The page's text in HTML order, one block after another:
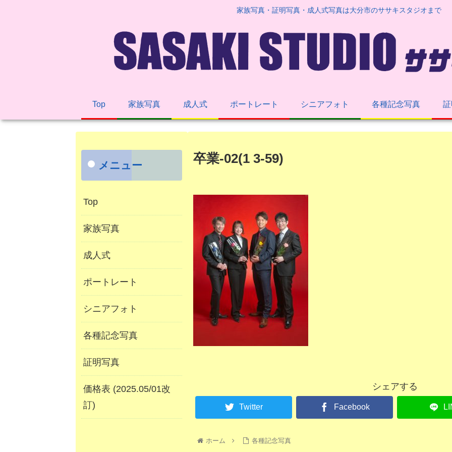
家族写真・証明写真・成人式写真は大分市のササキスタジオまで
Top 家族写真 成人式 ポートレート シニアフォト 各種記念写真
卒業-02(1 3-59)
シェアする
Twitter Facebook
ホーム 各種記念写真
メニュー
Top
家族写真
成人式
ポートレート
シニアフォト
各種記念写真
証明写真
価格表 (2025.05/01改
訂)